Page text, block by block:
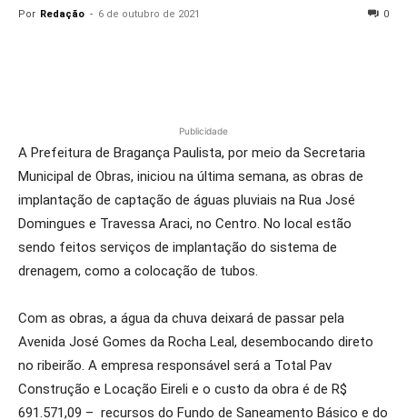
Por Redação - 6 de outubro de 2021 0
Publicidade
A Prefeitura de Bragança Paulista, por meio da Secretaria
Municipal de Obras, iniciou na última semana, as obras de
implantação de captação de águas pluviais na Rua José
Domingues e Travessa Araci, no Centro. No local estão
sendo feitos serviços de implantação do sistema de
drenagem, como a colocação de tubos.
Com as obras, a água da chuva deixará de passar pela
Avenida José Gomes da Rocha Leal, desembocando direto
no ribeirão. A empresa responsável será a Total Pav
Construção e Locação Eireli e o custo da obra é de R$
691.571,09 – recursos do Fundo de Saneamento Básico e do